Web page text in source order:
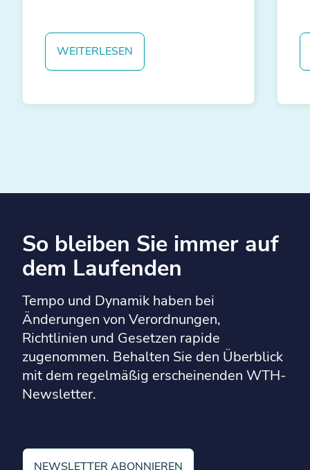
WEITERLESEN
So bleiben Sie immer auf
dem Laufenden
Tempo und Dynamik haben bei
Änderungen von Verordnungen,
Richtlinien und Gesetzen rapide
zugenommen. Behalten Sie den Überblick
mit dem regelmäßig erscheinenden WTH-
Newsletter.
NEWSLETTER ABONNIEREN